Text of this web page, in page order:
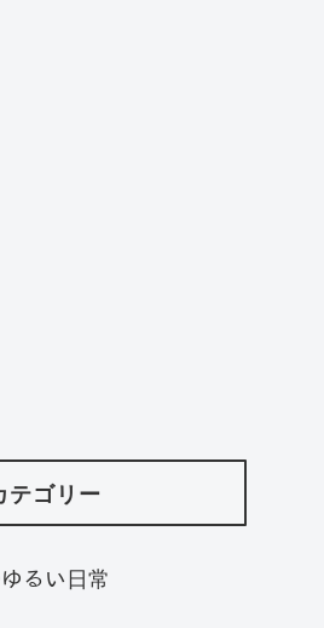
テゴリー
るい日常